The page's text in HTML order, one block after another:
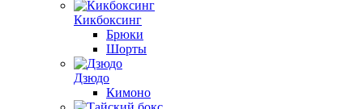
Кикбоксинг
Брюки
Шорты
Дзюдо
Кимоно